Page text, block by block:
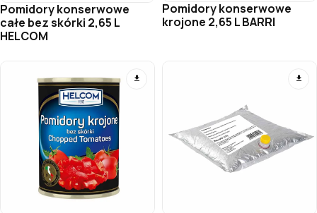
Pomidory konserwowe
całe bez skórki 2,65 L
HELCOM
Pomidory konserwowe
krojone 2,65 L BARRI